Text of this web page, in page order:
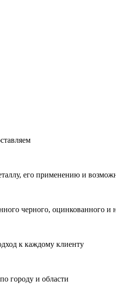
его применению и
черного, оцинкованного и
к каждому клиенту
городу и области